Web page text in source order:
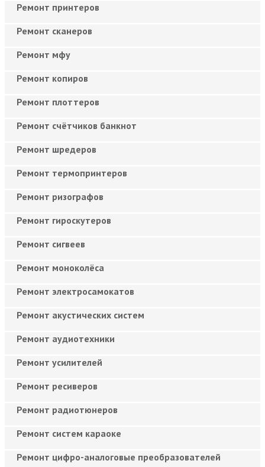
Ремонт принтеров
Ремонт сканеров
Ремонт мфу
Ремонт копиров
Ремонт плоттеров
Ремонт счётчиков банкнот
Ремонт шредеров
Ремонт термопринтеров
Ремонт ризографов
Ремонт гироскутеров
Ремонт сигвеев
Ремонт моноколёса
Ремонт электросамокатов
Ремонт акустических систем
Ремонт аудиотехники
Ремонт усилителей
Ремонт ресиверов
Ремонт радиотюнеров
Ремонт систем караоке
Ремонт цифро-аналоговые преобразователей